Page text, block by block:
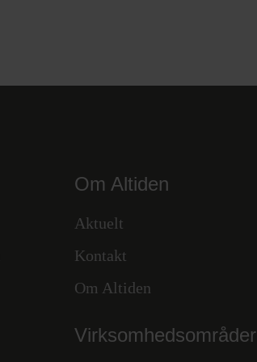
Om Altiden
Aktuelt
Kontakt
Om Altiden
Virksomhedsområder